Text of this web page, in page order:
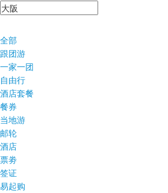
全部
跟团游
一家一团
自由行
酒店套餐
餐券
当地游
邮轮
酒店
票劵
签证
易起购